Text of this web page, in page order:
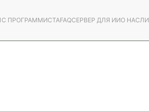
ПРОГРАММИСТАFAQСЕРВЕР ДЛЯ ИИО НАС